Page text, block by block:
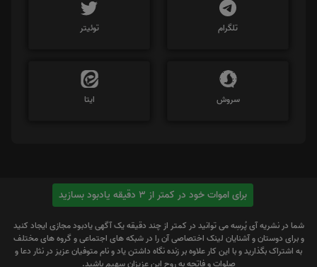
تلگرام توئیتر
سروش ایتا
برای اموات خود در کمتر از 3 دقیقه یادبود بسازید
شما در نشریه آی پُرسِه می توانید در کمتر از چند دقیقه یک آگهی یادبود مجازی ایجاد کنید
و برای دوستان و آشنایان لینک اختصاصی آن را در شبکه های اجتماعی و گروه های مختلف
به اشتراک بگذارید و با این کار علاوه بر زنده نگاه داشتن یاد و نام متوفیان عزیز در نثار دعا و
صلوات و فاتحه به روح این عزیزان سهیم باشید.